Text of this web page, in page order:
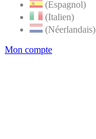
(Espagnol)
(Italien)
(Néerlandais)
Mon compte